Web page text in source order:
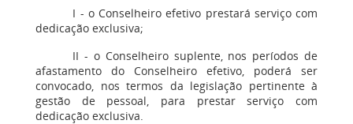
I - o Conselheiro efetivo prestará serviço com
dedicação exclusiva;
II - o Conselheiro suplente, nos períodos de
afastamento do Conselheiro efetivo, poderá ser
convocado, nos termos da legislação pertinente à
gestão de pessoal, para prestar serviço com
dedicação exclusiva.